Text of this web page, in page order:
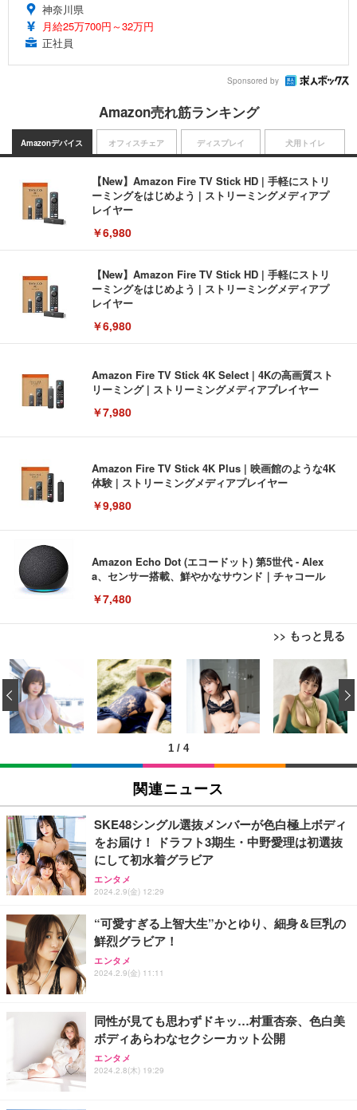
神奈川県
月給25万700円～32万円
正社員
Sponsored by
Amazon売れ筋ランキング
Amazonデバイス
【New】Amazon Fire TV Stick HD | 手軽にストリ
ーミングをはじめよう | ストリーミングメディアプ
レイヤー
￥6,980
【New】Amazon Fire TV Stick HD | 手軽にストリ
ーミングをはじめよう | ストリーミングメディアプ
レイヤー
￥6,980
Amazon Fire TV Stick 4K Select | 4Kの高画質スト
リーミング | ストリーミングメディアプレイヤー
￥7,980
Amazon Fire TV Stick 4K Plus | 映画館のような4K
体験 | ストリーミングメディアプレイヤー
￥9,980
Amazon Echo Dot (エコードット) 第5世代 - Alex
a、センサー搭載、鮮やかなサウンド｜チャコール
￥7,480
>> もっと見る
オフィスチェア
[EdoErgo] オフィスチェア 椅子 テレワーク 疲れな
い 跳ね上げ式アームレスト コンパクト 約105度ロッ
キング pc 事務椅子 360度回転 座面昇降 強化ナイロ
ン樹脂ベース 通気性メッシュ 在宅ワーク H-WY01
(黒網+黒枠+黒足)
￥5,699
SIHOO B100 オフィスチェア／デスクチェア メッシ
ュチェア 人間工学 疲れない ブラック
￥27,999
Sezlife オフィスチェア デスクチェア 疲れない テレ
ワーク チェア 強化バックレスト 30度ロッキング機
能 人間工学 椅子 腰サポート 90度跳ね上げ式アーム
レスト 3Dヘッドレスト ハンガー付き 高反発クッシ
務用 おしゃれ パソコンチェア (ブラック)
Sezlife オフィスチェア デスクチェア 疲れない テレ
ワーク チェア 強化バックレスト 30度ロッキング機
能 人間工学 椅子 腰サポート 90度跳ね上げ式アーム
務用 おしゃれ パソコンチェア (ホワイト)
ANDWINT オフィスチェア デスクチェア 肘なし メ
ッシュ 通気性 ランバーサポート付き 腰サポート ガ
ス圧無段階昇降 360度回転 キャスター付き コンパク
ディスプレイ
EIZO ビジネス向けプレミアムモニター | FlexScan
EV3240X-WT | 31.5型4K UHD・USB Type-C・ホワ
イト
￥105,595
EIZO ビジネス向けプレミアムモニター | FlexScan
￥109,572
【純正品】27"ゲーミングモニター DualSense 充電
フック付き（CFI-ZDM1J）
￥49,979
【整備済み品】Dell E2724HS 27インチ 液晶モニタ
ー フルHD（1920×1080）VA 非光沢 HDMI/DisplayP
ort/VGA スピーカー内蔵 高さ調整 スイベル VESA対
【MiniLED/24.5inch/280Hz/FHD】GRAPHT THE S
HOOTER Gaming Monitor 24” Essential ゲーミン
グモニター QD 24.5インチ 1ms FHD 量子ドット 残
犬用トイレ
Amazonベーシック ペットシーツ 薄型 レギュラー 1
回使い捨て 無香料 ホワイト 300枚
￥3,373
Amazonベーシック ペットシーツ 厚型 ワイド 42枚
x2袋(84枚) ホワイト(吸収面:ライトブルー)
￥3,234
ネオ・ルーライフ ネオ・オムツ L 中型犬用 26枚入
り 単品
￥1,800
Smart Basic(スマートベーシック) 【Amazon.co.jp
限定】 Smart Basic アイリスオーヤマ ペットシーツ
超厚型 お徳用 ワイド 100枚入 (x 1) (ケース販売)
アイリスオーヤマ ペットシーツ 超厚型 お徳用 レギ
ュラー 200枚入【Amazon.co.jp限定】
1 / 4
‹
関連ニュース
SKE48シングル選抜メンバーが色白極上ボディ
をお届け！ ドラフト3期生・中野愛理は初選抜
にして初水着グラビア
エンタメ
2024.2.9(金) 12:29
“可愛すぎる上智大生”かとゆり、細身＆巨乳の
鮮烈グラビア！
エンタメ
2024.2.9(金) 11:11
同性が見ても思わずドキッ…村重杏奈、色白美
ボディあらわなセクシーカット公開
エンタメ
2024.2.8(木) 19:29